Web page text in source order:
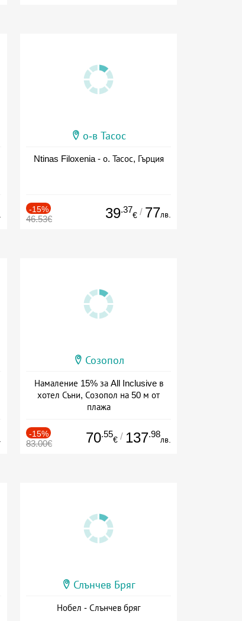
о-в Тасос
Ntinas Filoxenia - о. Тасос, Гърция
-15%
46.53€ 39.37
€ / 77лв.
Созопол
Намаление 15% за All Inclusive в
хотел Съни, Созопол на 50 м от
плажа
-15%
83.00€ 70.55
€ / 137.98
лв.
Слънчев Бряг
Нобел - Слънчев бряг